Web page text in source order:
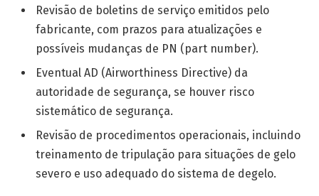
Revisão de boletins de serviço emitidos pelo
fabricante, com prazos para atualizações e
possíveis mudanças de PN (part number).
Eventual AD (Airworthiness Directive) da
autoridade de segurança, se houver risco
sistemático de segurança.
Revisão de procedimentos operacionais, incluindo
treinamento de tripulação para situações de gelo
severo e uso adequado do sistema de degelo.